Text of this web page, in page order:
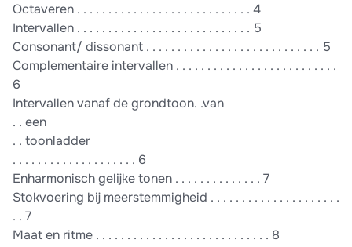
Octaveren . . . . . . . . . . . . . . . . . . . . . . . . . . . . 4
Intervallen . . . . . . . . . . . . . . . . . . . . . . . . . . . . 5
Consonant/ dissonant . . . . . . . . . . . . . . . . . . . . . . . . . . . . 5
Complementaire intervallen . . . . . . . . . . . . . . . . . . . . . . . . . .
6
Intervallen vanaf de grondtoon. .van
. . een
. . toonladder
. . . . . . . . . . . . . . . . . . . . 6
Enharmonisch gelĳke tonen . . . . . . . . . . . . . . 7
Stokvoering bĳ meerstemmigheid . . . . . . . . . . . . . . . . . . . . .
. . 7
Maat en ritme . . . . . . . . . . . . . . . . . . . . . . . . . . . . 8